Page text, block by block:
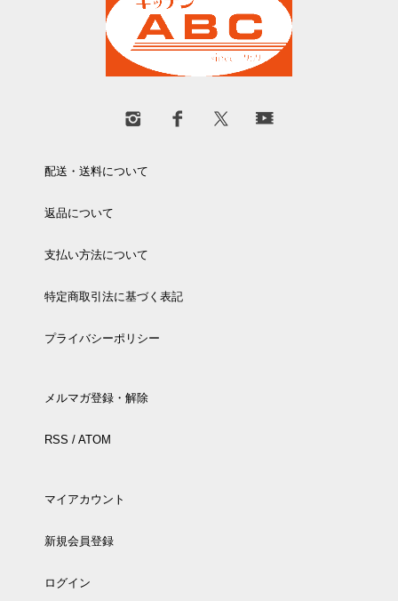
配送・送料について
返品について
支払い方法について
特定商取引法に基づく表記
プライバシーポリシー
メルマガ登録・解除
RSS / ATOM
マイアカウント
新規会員登録
ログイン